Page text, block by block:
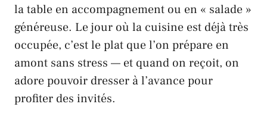
la table en accompagnement ou en « salade »
généreuse. Le jour où la cuisine est déjà très
occupée, c’est le plat que l’on prépare en
amont sans stress — et quand on reçoit, on
adore pouvoir dresser à l’avance pour
profiter des invités.